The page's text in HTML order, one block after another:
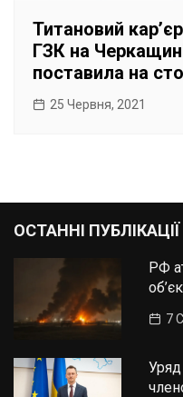
Титановий
ГЗК на
поставила на
25 Червня, 2021
ОСТАННІ ПУБЛІКАЦІЇ
РФ
7